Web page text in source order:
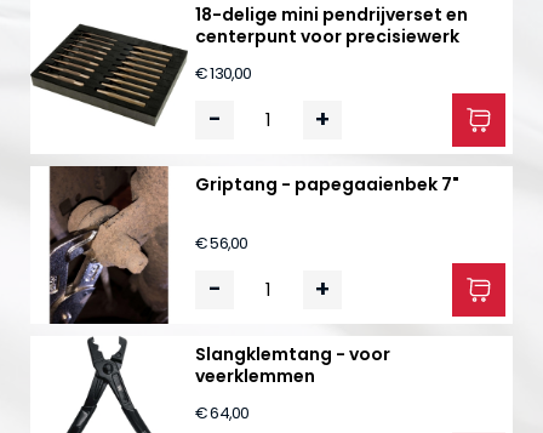
18-delige mini pendrijverset en
centerpunt voor precisiewerk
€ 130,00
- +
Griptang - papegaaienbek 7"
€ 56,00
- +
Slangklemtang - voor
veerklemmen
€ 64,00